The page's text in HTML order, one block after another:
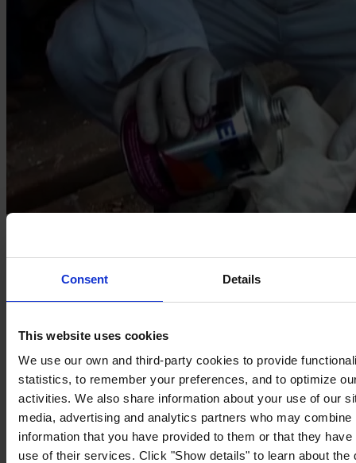
Consent Details
This website uses cookies
We use our own and third-party cookies to provide
statistics, to remember your preferences, and to optimize
activities. We also share information about your use of our
media, advertising and analytics partners who may combine
information that you have provided to them or that they
use of their services. Click "Show details" to learn about the